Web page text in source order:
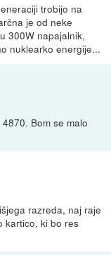
trobijo na
je od neke
300W napajalnik,
nuklearko energije...
Bom se malo
razreda, naj raje
kartico, ki bo res